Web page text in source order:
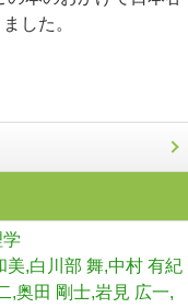
した。
美,白川部 舞,中村 有紀
,奥田 剛士,岩見 広一,